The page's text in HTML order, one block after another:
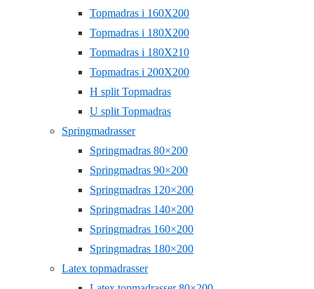
Topmadras i 160X200
Topmadras i 180X200
Topmadras i 180X210
Topmadras i 200X200
H split Topmadras
U split Topmadras
Springmadrasser
Springmadras 80×200
Springmadras 90×200
Springmadras 120×200
Springmadras 140×200
Springmadras 160×200
Springmadras 180×200
Latex topmadrasser